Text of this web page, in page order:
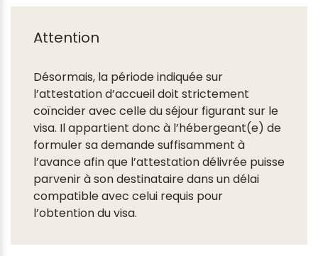
Attention
Désormais, la période indiquée sur
l’attestation d’accueil doit strictement
coïncider avec celle du séjour figurant sur le
visa. Il appartient donc à l’hébergeant(e) de
formuler sa demande suffisamment à
l’avance afin que l’attestation délivrée puisse
parvenir à son destinataire dans un délai
compatible avec celui requis pour
l’obtention du visa.